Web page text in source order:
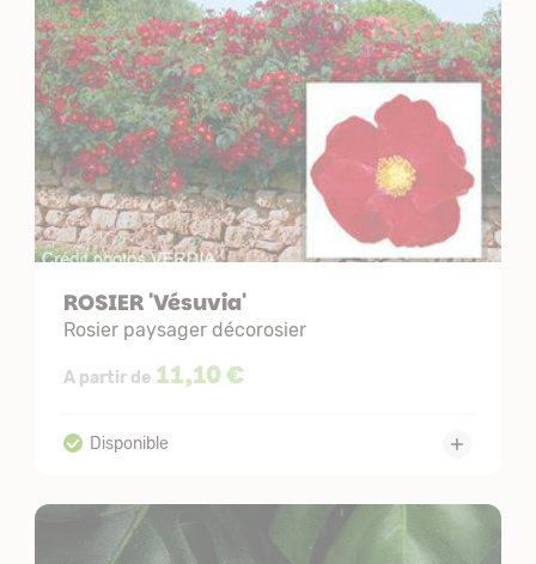
ROSIER 'Vésuvia'
Rosier paysager décorosier
A partir de 11,10 €